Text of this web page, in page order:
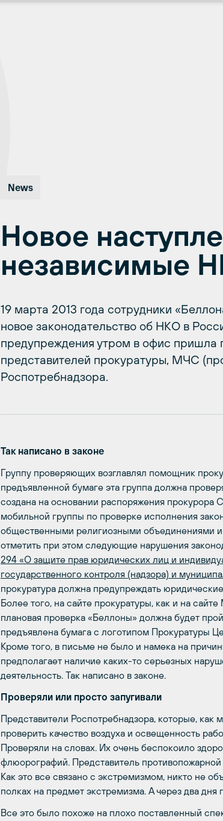
News
Новое
независимые
19 марта 2013 года сотрудники
новое законодательство об НКО в
предупреждения утром в офис пришла
представителей прокуратуры, МЧС
Роспотребнадзора.
Так написано в законе
Группу проверяющих возглавлял помощник
предъявленной бумаге эта группа должна
создана на основании распоряжения
мобильной группы по проверке исполнения
общественными религиозными объединениями
отметить при этом следующие нарушения
294 «О защите прав юридических лиц и
государственного контроля (надзора) и
прокуратура должна предупреждать
Более того, на сайте прокуратуры, как и на
плановая проверка «Беллоны» должна будет
предъявлена бумага с логотипом Прокуратуры
Кроме того, в письме не было и намека на
предполагает наличие каких-то серьезных
деятельность. Так написано в законе.
Проверяли или просто запугивали
Представители Роспотребнадзора, которые,
проверить качество воздуха и освещенность
Проверяли на словах. Их очень беспокоило
флюорографий. Представитель
Как это все связано с экстремизмом, никто не
полках на предмет экстремизма. А через два
Все это было похоже на плохо поставленный